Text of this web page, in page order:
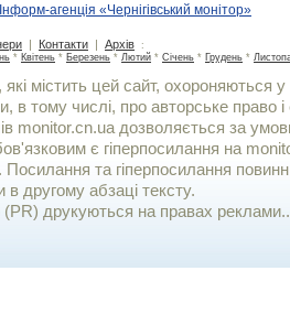
Інформ-агенція «Чернігівський монітор»
| Контакти | Архів :
* Квітень * Березень * Лютий * Січень * Грудень *
містить цей сайт, охороняються у
в тому числі, про авторське право і
monitor.cn.ua дозволяється за
є гiперпосилання на
та гіперпосилання
другому абзаці тексту.
(PR) друкуються на правах реклами..